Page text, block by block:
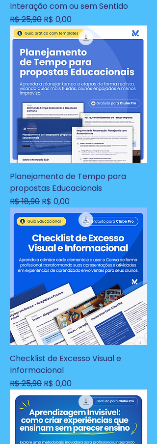
Interação com ou sem Sentido
Preço normal
R$ 25,90 Preço promocional
R$ 0,00
Planejamento de Tempo para
propostas Educacionais
Preço normal
R$ 18,90 Preço promocional
R$ 0,00
Checklist de Excesso Visual e
Informacional
Preço normal
R$ 25,90 Preço promocional
R$ 0,00